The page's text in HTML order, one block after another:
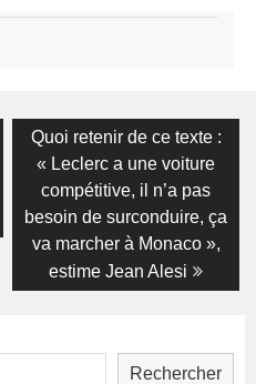
Next
post:
Quoi retenir de ce texte :
« Leclerc a une voiture
compétitive, il n’a pas
besoin de surconduire, ça
va marcher à Monaco »,
estime Jean Alesi
Rechercher